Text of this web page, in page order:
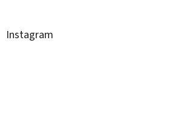
Instagram